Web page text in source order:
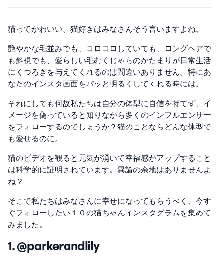
猫ってかわいい。猫好きはみなさんそう言いますよね。
艶やかな毛並みでも、コロコロしていても、ロングヘアで
も斜視でも、愛らしい毛むくじゃらのかたまりが日常生活
にくつろぎを与えてくれるのは間違いありません。特にあ
なたのインスタ画面をパッと明るくしてくれる時には。
それにしても何故私たちは自分の体型に自信を持てず、イ
メージを偽っていると知りながら多くのインフルエンサー
をフォローするのでしょうか？猫のことならどんな体型で
も愛せるのに。
猫のビデオを観ると元気が湧いて幸福感がアップすること
は科学的に証明されています。異論の余地はありませんよ
ね？
そこで私たちはみなさんに幸せになってもらうべく、今す
ぐフォローしたい１０の猫ちゃんインスタグラムを集めて
みました。
1. @parkerandlily